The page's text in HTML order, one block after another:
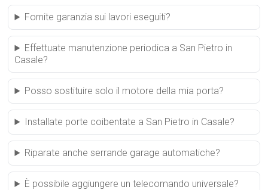
Fornite garanzia sui lavori eseguiti?
Effettuate manutenzione periodica a San Pietro in
Casale?
Posso sostituire solo il motore della mia porta?
Installate porte coibentate a San Pietro in Casale?
Riparate anche serrande garage automatiche?
È possibile aggiungere un telecomando universale?